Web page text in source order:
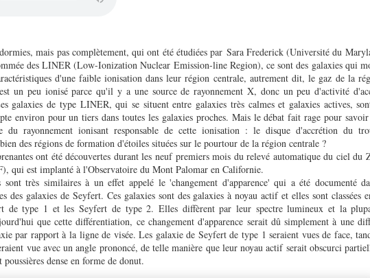
mais pas complètement, qui ont été étudiées par Sara Frederick (Université du
des LINER (Low-Ionization Nuclear Emission-line Region), ce sont des galaxies qui
d'une faible ionisation dans leur région centrale, autrement dit, le gaz de la
un peu ionisé parce qu'il y a une source de rayonnement X, donc un peu d'activité
galaxies de type LINER, qui se situent entre galaxies très calmes et galaxies actives,
environ pour un tiers dans toutes les galaxies proches. Mais le débat fait rage pour
du rayonnement ionisant responsable de cette ionisation : le disque d'accrétion du
des régions de formation d'étoiles situées sur le pourtour de la région centrale ?
ont été découvertes durant les neuf premiers mois du relevé automatique du ciel du
qui est implanté à l'Observatoire du Mont Palomar en Californie.
sont très similaires à un effet appelé le 'changement d'apparence' qui a été documenté
des galaxies de Seyfert. Ces galaxies sont des galaxies à noyau actif et elles sont classées
de type 1 et les Seyfert de type 2. Elles diffèrent par leur spectre lumineux et la
que cette différentiation, ce changement d'apparence serait dû simplement à une
par rapport à la ligne de visée. Les galaxie de Seyfert de type 1 seraient vues de face,
vue avec un angle prononcé, de telle manière que leur noyau actif serait obscurci
poussières dense en forme de donut.